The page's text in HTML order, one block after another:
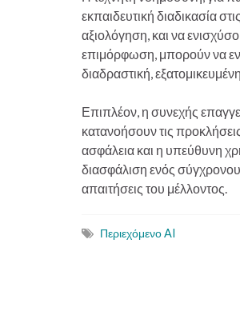
εκπαιδευτική διαδικασία
αξιολόγηση, και να
επιμόρφωση, μπορούν να
διαδραστική,
Επιπλέον, η συνεχής
κατανοήσουν τις
ασφάλεια και η υπεύθυνη
διασφάλιση ενός σύγχρονου
απαιτήσεις του μέλλοντος.
Περιεχόμενο AI